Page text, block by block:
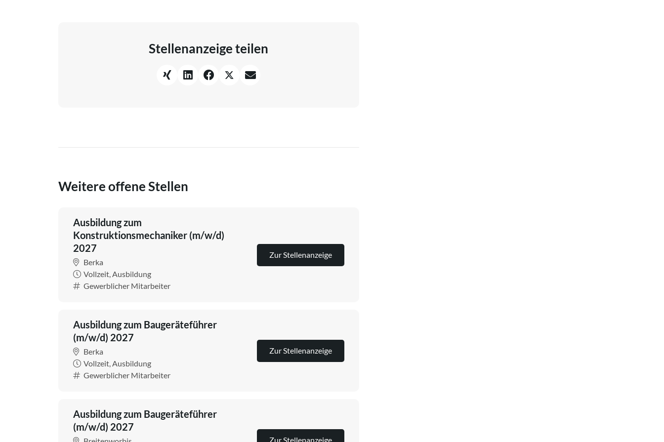
Stellenanzeige teilen
Weitere offene Stellen
Ausbildung zum
Konstruktionsmechaniker (m/w/d)
2027
Berka
Vollzeit, Ausbildung
Gewerblicher Mitarbeiter
Zur Stellenanzeige
Ausbildung zum Baugeräteführer
(m/w/d) 2027
Berka
Vollzeit, Ausbildung
Gewerblicher Mitarbeiter
Zur Stellenanzeige
Ausbildung zum Baugeräteführer
(m/w/d) 2027
Zur Stellenanzeige